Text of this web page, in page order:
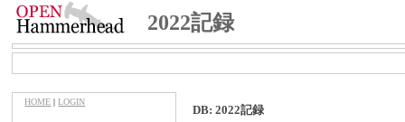
2022記録
HOME |LOGIN
DB: 2022記録